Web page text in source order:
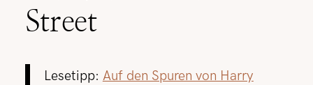
Street
Lesetipp: Auf den Spuren von Harry